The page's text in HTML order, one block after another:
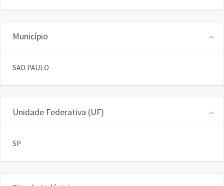
Município
SAO PAULO
Unidade Federativa (UF)
SP